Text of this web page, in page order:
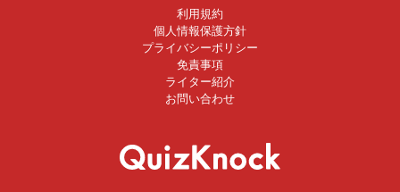
利用規約
個人情報保護方針
プライバシーポリシー
免責事項
ライター紹介
お問い合わせ